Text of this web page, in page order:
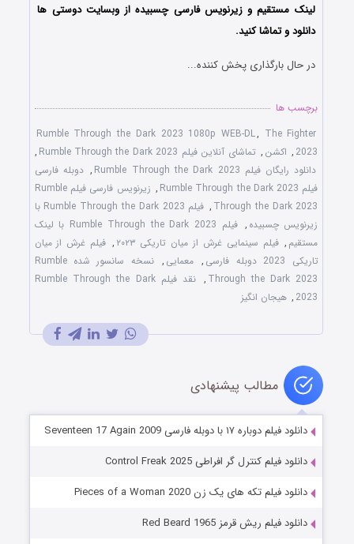
‌لینک مستقیم و زیرنویس فارسی چسبیده از وبسایت دوستی ها
دانلود و تماشا کنید.
در حال بارگذاری پخش کننده...
برچسب ها
Rumble Through the Dark 2023 1080p WEB-DL, The Fighter
2023
, اکشن , تماشای آنلاین فیلم Rumble Through the Dark 2023
,
دانلود رایگان فیلم Rumble Through the Dark 2023
, دوبله فارسی
فیلم Rumble Through the Dark 2023
,
زیرنویس فارسی فیلم Rumble
Through the Dark 2023
,
فیلم Rumble Through the Dark 2023 با
زیرنویس چسبیده ,
فیلم Rumble Through the Dark 2023 با لینک
مستقیم , فیلم سینمایی غرش از میان تاریکی ۲۰۲۳ , فیلم غرش از میان
تاریکی 2023 دوبله فارسی
, معمایی ,
نسخه سانسور شده Rumble
Through the Dark 2023
,
نقد فیلم Rumble Through the Dark
2023
, هیجان انگیز
مطالب پیشنهادی
دانلود فیلم دوباره ۱۷ با دوبله فارسی Seventeen 17 Again 2009
دانلود فیلم کنترل گر افراطی Control Freak 2025
دانلود فیلم تکه های یک زن Pieces of a Woman 2020
دانلود فیلم ریش قرمز Red Beard 1965